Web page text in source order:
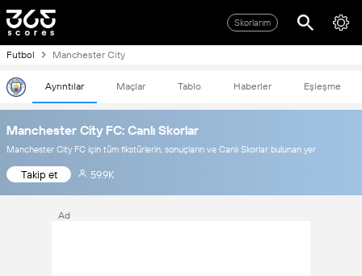
Skorlarım
Futbol Manchester City
Ayrıntılar Maçlar Tablo Haberler Eşleşme
Manchester City FC: Canlı Skorlar
Manchester City FC için tüm fikstürlerin, sonuçların ve Canlı Skorlar bulunan yer
Takip et 59.9K
Ad